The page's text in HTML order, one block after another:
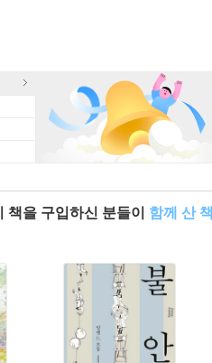
책을 구입하신 분들이 함께 산 책